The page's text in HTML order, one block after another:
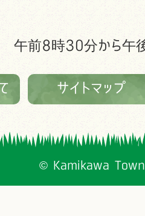
午前8時30分から午
サイトマップ
© Kamikawa Town